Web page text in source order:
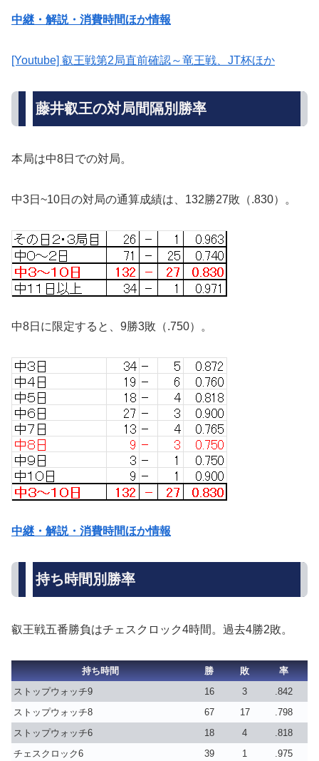
中継・解説・消費時間ほか情報
[Youtube] 叡王戦第2局直前確認～竜王戦、JT杯ほか
藤井叡王の対局間隔別勝率
本局は中8日での対局。
中3日~10日の対局の通算成績は、132勝27敗（.830）。
中8日に限定すると、9勝3敗（.750）。
中継・解説・消費時間ほか情報
持ち時間別勝率
叡王戦五番勝負はチェスクロック4時間。過去4勝2敗。
持ち時間 勝 敗
率
ストップウォッチ9
16 3
.842
ストップウォッチ8
67 17
.798
ストップウォッチ6
18 4
.818
チェスクロック6
39 1
.975